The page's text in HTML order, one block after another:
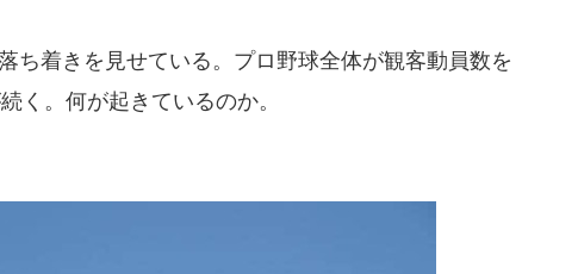
ち着きを見せている。プロ野球全体が観客動員数を
く。何が起きているのか。